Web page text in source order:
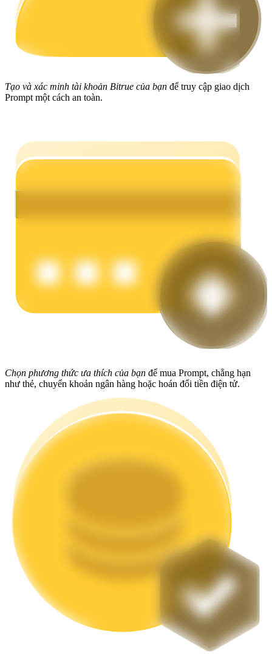
Power Piggy
Làm cho tài sản của bạn tăng giá trị đều đặn
Lợi nhuận cao và truy cập ngay lập tức
Đặt cọc linh hoạt để kiếm được các token phổ biến.
Tạo và xác minh tài khoản Bitrue của bạn để truy cập giao dịch
Prompt một cách an toàn.
Chọn phương thức ưa thích của bạn để mua Prompt, chẳng hạn
như thẻ, chuyển khoản ngân hàng hoặc hoán đổi tiền điện tử.